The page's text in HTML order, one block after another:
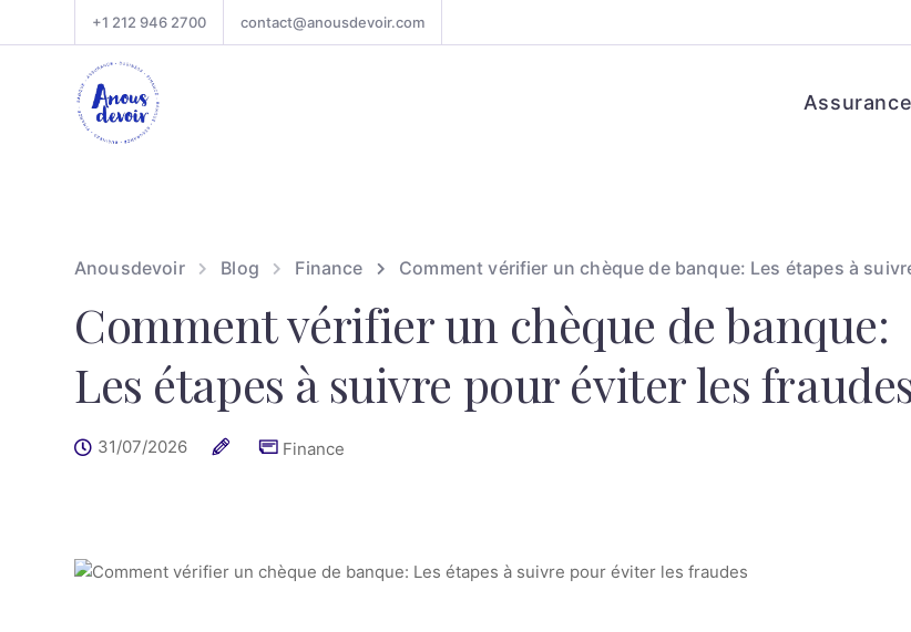
+1 212 946 2700 contact@anousdevoir.com
Assurance
Anousdevoir Blog Finance Comment vérifier un chèque de banque: Les étapes à
Comment vérifier un chèque de banque:
Les étapes à suivre pour éviter les
31/07/2026 Finance